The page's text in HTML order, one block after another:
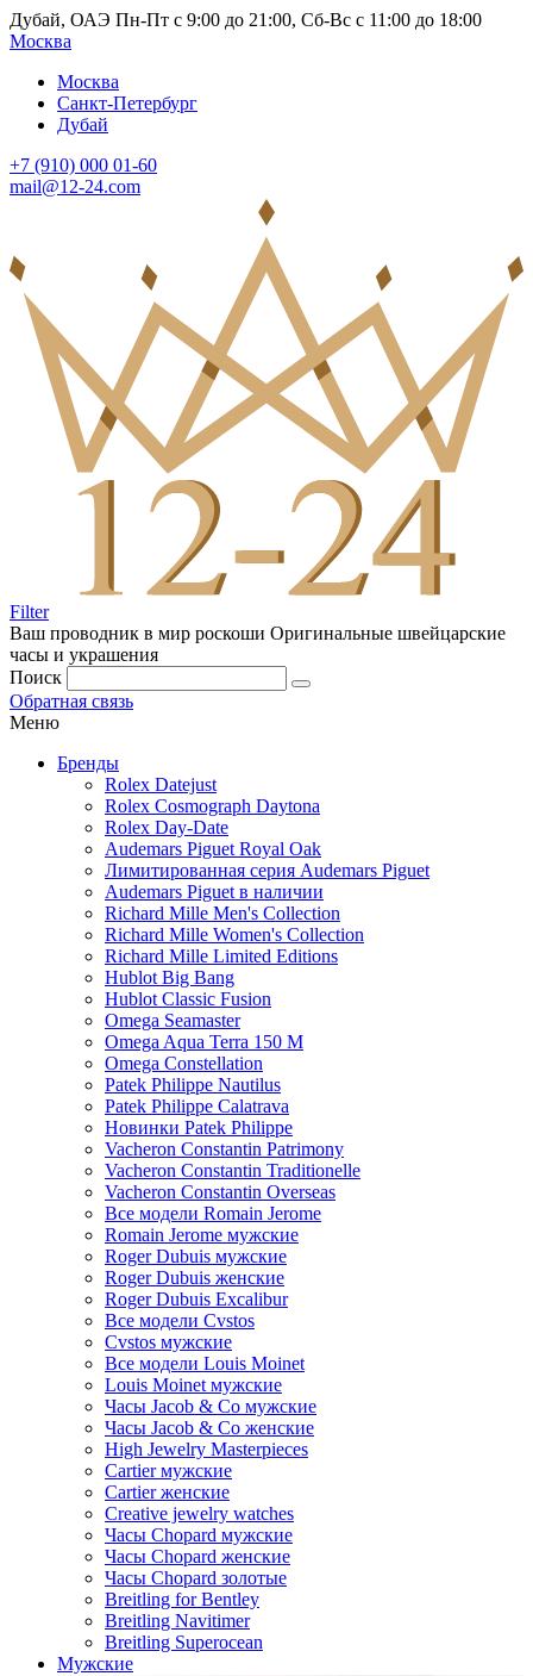
Дубай, ОАЭ Пн-Пт с 9:00 до 21:00, Сб-Вс с 11:00 до 18:00
Москва
Москва
Санкт-Петербург
Дубай
+7 (910) 000 01-60
mail@12-24.com
Filter
Ваш проводник в мир роскоши Оригинальные швейцарские
часы и украшения
Поиск
Обратная связь
Меню
Бренды
Rolex Datejust
Rolex Cosmograph Daytona
Rolex Day-Date
Audemars Piguet Royal Oak
Лимитированная серия Audemars Piguet
Audemars Piguet в наличии
Richard Mille Men's Collection
Richard Mille Women's Collection
Richard Mille Limited Editions
Hublot Big Bang
Hublot Classic Fusion
Omega Seamaster
Omega Aqua Terra 150 M
Omega Constellation
Patek Philippe Nautilus
Patek Philippe Calatrava
Новинки Patek Philippe
Vacheron Constantin Patrimony
Vacheron Constantin Traditionelle
Vacheron Constantin Overseas
Все модели Romain Jerome
Romain Jerome мужские
Roger Dubuis мужские
Roger Dubuis женские
Roger Dubuis Excalibur
Все модели Cvstos
Cvstos мужские
Все модели Louis Moinet
Louis Moinet мужские
Часы Jacob & Co мужские
Часы Jacob & Co женские
High Jewelry Masterpieces
Cartier мужские
Cartier женские
Creative jewelry watches
Часы Chopard мужские
Часы Сhopard женские
Часы Сhopard золотые
Breitling for Bentley
Breitling Navitimer
Breitling Superocean
Мужские